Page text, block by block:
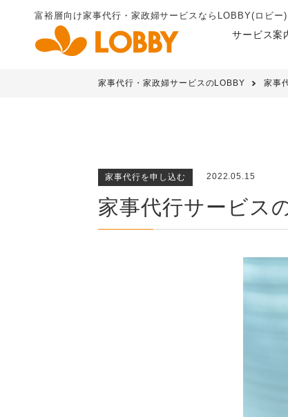
富裕層向け家事代行・家政婦サービスならLOBBY(ロビー)
サービス案
家事代行・家政婦サービスのLOBBY 家事
家事代行を申し込む 2022.05.15
家事代行サービス